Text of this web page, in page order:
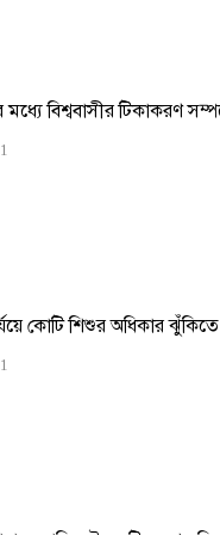
বিশ্ববাসীর টিকাকরণ
কোটি শিশুর অধিকার ঝুঁকিতে